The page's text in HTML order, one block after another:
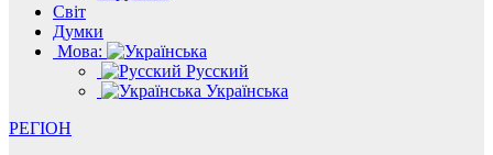
Світ
Думки
Мова:
Русский
Українська
РЕГІОН